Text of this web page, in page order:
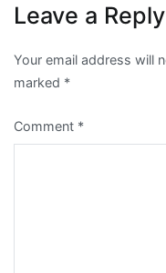
Leave a Reply
Your email address will
marked *
Comment *